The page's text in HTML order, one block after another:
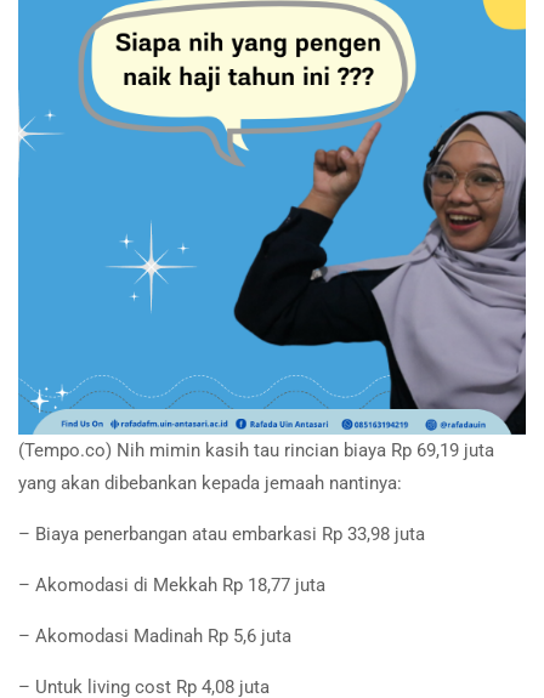
(Tempo.co) Nih mimin kasih tau rincian biaya Rp 69,19 juta
yang akan dibebankan kepada jemaah nantinya:
– Biaya penerbangan atau embarkasi Rp 33,98 juta
– Akomodasi di Mekkah Rp 18,77 juta
– Akomodasi Madinah Rp 5,6 juta
– Untuk living cost Rp 4,08 juta